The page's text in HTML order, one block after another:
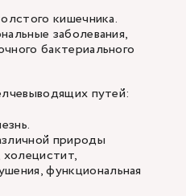
кишечника.
заболевания,
бактериального
путей:
природы
холецистит,
функциональная